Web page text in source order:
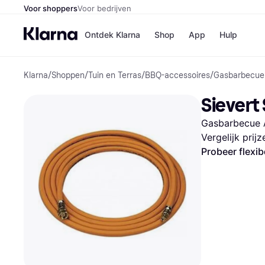
Voor shoppersVoor bedrijven
Ontdek Klarna Shop
Winkels
Bol
H&M
Kruidvat
App Hulp
Klarna/Shoppen/Tuin en Terras/BBQ-accessoires/
Sievert
Gasbarbecue
Vergelijk
Probeer